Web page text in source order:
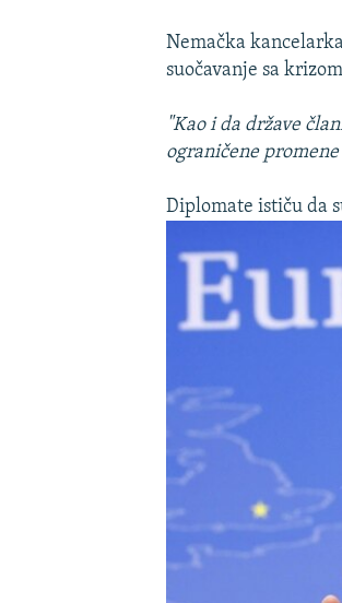
Nemačka
suočavanje sa
"Kao i da države
ograničene
Diplomate ističu da